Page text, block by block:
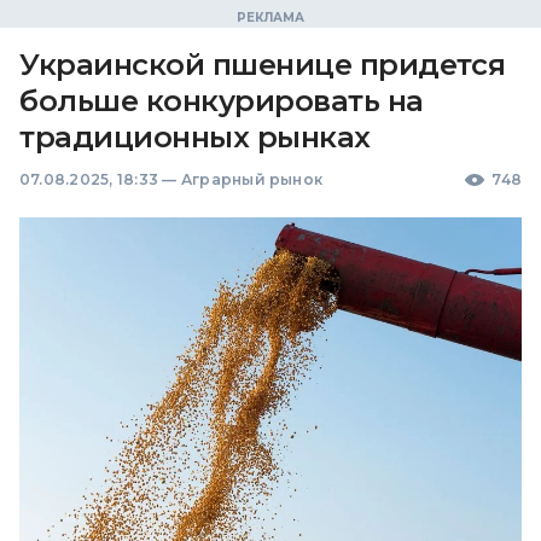
Украинской пшенице придется
больше конкурировать на
традиционных рынках
07.08.2025, 18:33 — Аграрный рынок 748